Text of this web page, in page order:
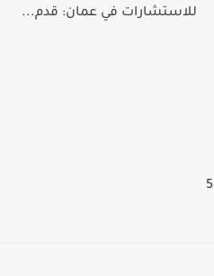
للاستشارات في عمان: قدم...
تعلن شركة بريسميان عن وجود 5